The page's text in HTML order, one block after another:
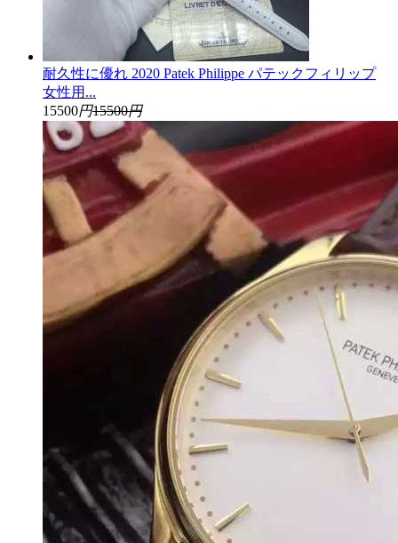
耐久性に優れ 2020 Patek Philippe パテックフィリップ
女性用...
15500円15500円